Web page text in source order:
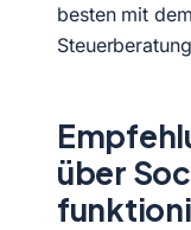
besten mit
über